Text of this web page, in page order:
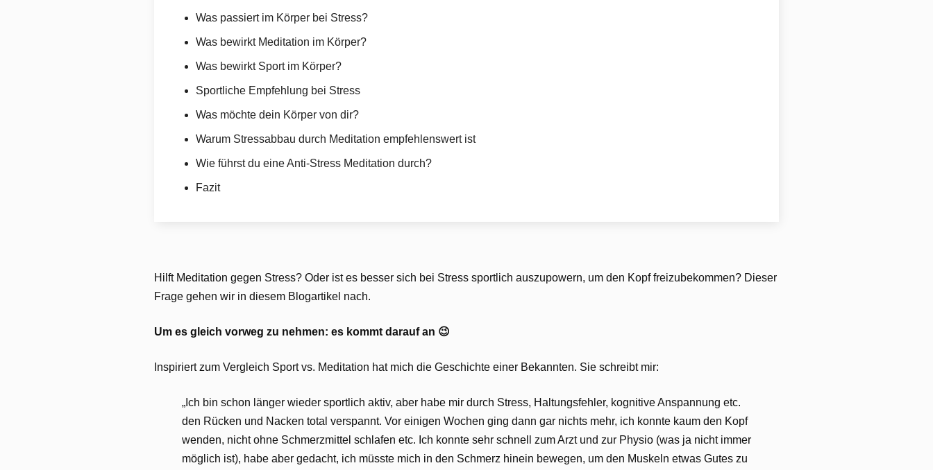
Was passiert im Körper bei Stress?
Was bewirkt Meditation im Körper?
Was bewirkt Sport im Körper?
Sportliche Empfehlung bei Stress
Was möchte dein Körper von dir?
Warum Stressabbau durch Meditation empfehlenswert ist
Wie führst du eine Anti-Stress Meditation durch?
Fazit
Hilft Meditation gegen Stress? Oder ist es besser sich bei Stress sportlich auszupowern, um den Kopf freizubekommen? Dieser
Frage gehen wir in diesem Blogartikel nach.
Um es gleich vorweg zu nehmen: es kommt darauf an 😉
Inspiriert zum Vergleich Sport vs. Meditation hat mich die Geschichte einer Bekannten. Sie schreibt mir:
„Ich bin schon länger wieder sportlich aktiv, aber habe mir durch Stress, Haltungsfehler, kognitive Anspannung etc.
den Rücken und Nacken total verspannt. Vor einigen Wochen ging dann gar nichts mehr, ich konnte kaum den Kopf
wenden, nicht ohne Schmerzmittel schlafen etc. Ich konnte sehr schnell zum Arzt und zur Physio (was ja nicht immer
möglich ist), habe aber gedacht, ich müsste mich in den Schmerz hinein bewegen, um den Muskeln etwas Gutes zu